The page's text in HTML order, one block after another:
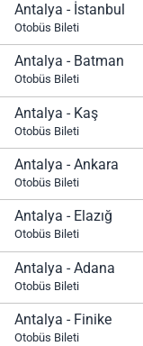
Antalya - İstanbul
Otobüs Bileti
Antalya - Batman
Otobüs Bileti
Antalya - Kaş
Otobüs Bileti
Antalya - Ankara
Otobüs Bileti
Antalya - Elazığ
Otobüs Bileti
Antalya - Adana
Otobüs Bileti
Antalya - Finike
Otobüs Bileti